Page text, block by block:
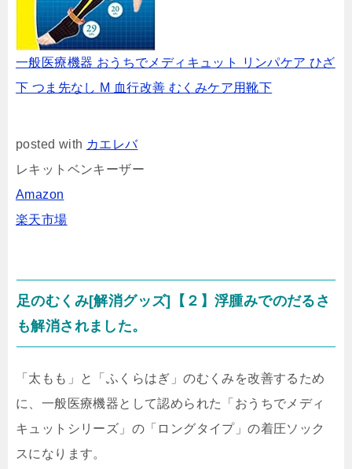
一般医療機器 おうちでメディキュット リンパケア ひざ
下 つま先なし M 血行改善 むくみケア用靴下
posted with カエレバ
レキットベンキーザー
Amazon
楽天市場
足のむくみ[解消グッズ]【２】浮腫みでのだるさ
も解消されました。
「太もも」と「ふくらはぎ」のむくみを改善するため
に、 一般医療機器として認められた「おうちでメディ
キュットシリーズ」の「ロングタイプ」の着圧ソック
スになります。